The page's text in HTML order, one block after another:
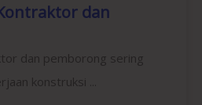
dan
dan pemborong sering
konstruksi ...